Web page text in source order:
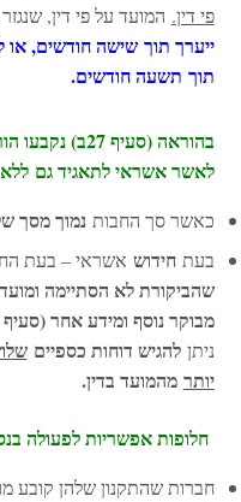
פי דין. המועד על פי דין,
ייערך תוך שישה חודשים,
תוך תשעה חודשים.
בהוראה (סעיף
לאשר אשראי לתאגיד גם ללא
כאשר סך החבותנמוך מסך
בעתחידוש אשראי – בעת
שהביקורת לא הסתיימה
מבוקר נוסף ומידע אחר (סעיף 27ב
ניתןלהגיש דוחות כספיים
יותר מהמועד בדין.
חלופות אפשריות לפעולה
חברות שהתקנון שלהן קובע